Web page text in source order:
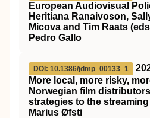
European Audiovisual
Heritiana Ranaivoson,
Micova and Tim Raats
Pedro Gallo
DOI: 10.1386/jdmp_00133_1
More local, more risky,
Norwegian film
strategies to the
Marius Øfsti